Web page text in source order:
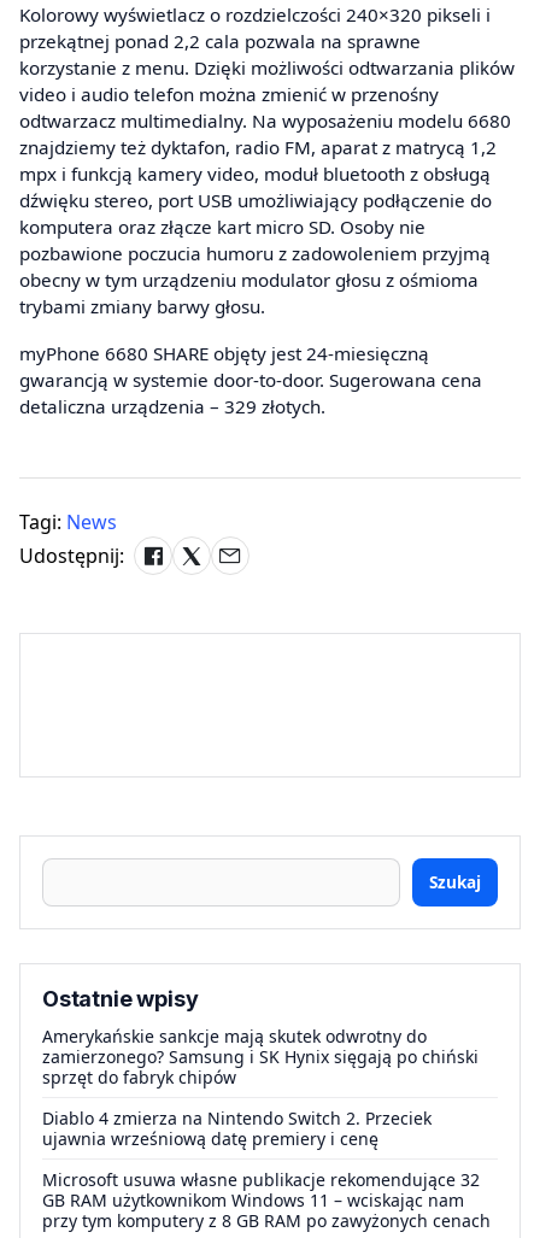
Kolorowy wyświetlacz o rozdzielczości 240×320 pikseli i
przekątnej ponad 2,2 cala pozwala na sprawne
korzystanie z menu. Dzięki możliwości odtwarzania plików
video i audio telefon można zmienić w przenośny
odtwarzacz multimedialny. Na wyposażeniu modelu 6680
znajdziemy też dyktafon, radio FM, aparat z matrycą 1,2
mpx i funkcją kamery video, moduł bluetooth z obsługą
dźwięku stereo, port USB umożliwiający podłączenie do
komputera oraz złącze kart micro SD. Osoby nie
pozbawione poczucia humoru z zadowoleniem przyjmą
obecny w tym urządzeniu modulator głosu z ośmioma
trybami zmiany barwy głosu.
myPhone 6680 SHARE objęty jest 24-miesięczną
gwarancją w systemie door-to-door. Sugerowana cena
detaliczna urządzenia – 329 złotych.
Tagi: News
Udostępnij:
Szukaj
Ostatnie wpisy
Amerykańskie sankcje mają skutek odwrotny do
zamierzonego? Samsung i SK Hynix sięgają po chiński
sprzęt do fabryk chipów
Diablo 4 zmierza na Nintendo Switch 2. Przeciek
ujawnia wrześniową datę premiery i cenę
Microsoft usuwa własne publikacje rekomendujące 32
GB RAM użytkownikom Windows 11 – wciskając nam
przy tym komputery z 8 GB RAM po zawyżonych cenach